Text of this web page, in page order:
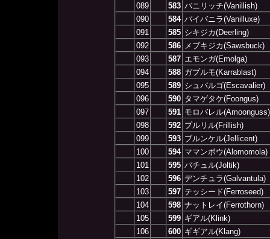
089
583 バニリッチ(Vanillish)
090
584 バイバニラ(Vanilluxe)
091
585 シキジカ(Deerling)
092
586 メブキジカ(Sawsbuck)
093
587 エモンガ(Emolga)
094
588 ガプルモ(Karrablast)
095
589 シュバルゴ(Escavalier)
096
590 タマゲタケ(Foongus)
097
591 モロバレル(Amoonguss)
098
592 プルリル(Frillish)
099
593 ブルンケル(Jellicent)
100
594 ママンボウ(Alomomola)
101
595 バチュル(Joltik)
102
596 デンチュラ(Galvantula)
103
597 テッシード(Ferroseed)
104
598 ナットレイ(Ferrothorn)
105
599 ギアル(Klink)
106
600 ギギアル(Klang)